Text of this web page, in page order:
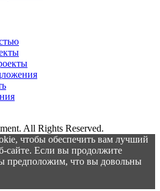
All Rights Reserved.
чтобы обеспечить вам лучший
сайте. Если вы продолжите
предположим, что вы довольны